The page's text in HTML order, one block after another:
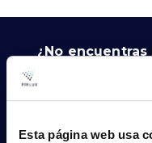
Esta página web usa
¿No
Prueba con